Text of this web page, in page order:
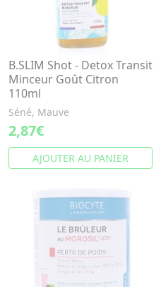
B.SLIM Shot - Detox Transit
Minceur Goût Citron
110ml
Séné, Mauve
2,87€
AJOUTER AU PANIER